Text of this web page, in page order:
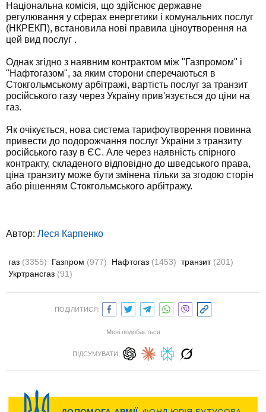
Національна комісія, що здійснює державне
регулювання у сферах енергетики і комунальних послуг
(НКРЕКП), встановила нові правила ціноутворення на
цей вид послуг .
Однак згідно з наявним контрактом між "Газпромом" і
"Нафтогазом", за яким сторони сперечаються в
Стокгольмському арбітражі, вартість послуг за транзит
російського газу через Україну прив'язується до ціни на
газ.
Як очікується, нова система тарифоутворення повинна
привести до подорожчання послуг України з транзиту
російського газу в ЄС. Але через наявність спірного
контракту, складеного відповідно до шведського права,
ціна транзиту може бути змінена тільки за згодою сторін
або рішенням Стокгольмського арбітражу.
Автор: Леся Карпенко
газ (3355) Газпром (977) Нафтогаз (1453) транзит (201)
Укртрансгаз (91)
ПОДІЛИТИСЯ:
Мені подобається
ПІДСУМУВАТИ: